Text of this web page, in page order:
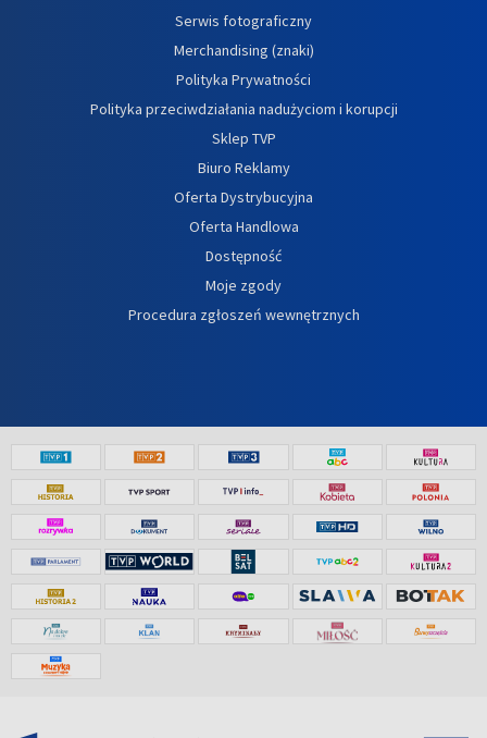
Serwis fotograficzny
Merchandising (znaki)
Polityka Prywatności
Polityka przeciwdziałania nadużyciom i korupcji
Sklep TVP
Biuro Reklamy
Oferta Dystrybucyjna
Oferta Handlowa
Dostępność
Moje zgody
Procedura zgłoszeń wewnętrznych